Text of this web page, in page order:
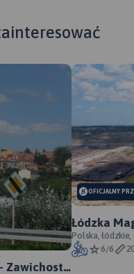
Zawichost -
OFICJALNY
Łódzka
Polska, łódzkie,
6/6